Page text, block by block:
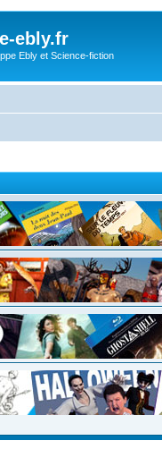
ebly.fr
Ebly et Science-fiction